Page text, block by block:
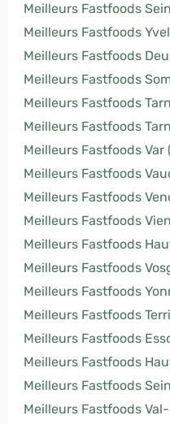
Meilleurs Fastfoods
Meilleurs Fastfoods
Meilleurs Fastfoods
Meilleurs Fastfoods
Meilleurs Fastfoods
Meilleurs Fastfoods
Meilleurs Fastfoods Var
Meilleurs Fastfoods
Meilleurs Fastfoods
Meilleurs Fastfoods
Meilleurs Fastfoods
Meilleurs Fastfoods
Meilleurs Fastfoods
Meilleurs Fastfoods
Meilleurs Fastfoods
Meilleurs Fastfoods
Meilleurs Fastfoods
Meilleurs Fastfoods